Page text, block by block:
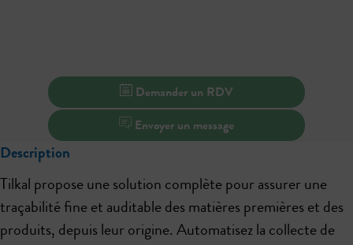
Demander un RDV
Envoyer un message
Description
Tilkal propose une solution complète pour assurer une
traçabilité fine et auditable des matières premières et des
produits, depuis leur origine. Automatisez la collecte de